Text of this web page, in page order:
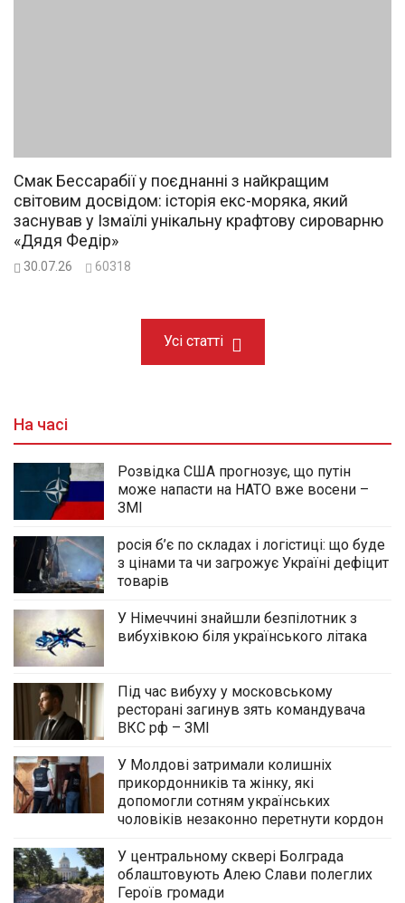
Смак Бессарабії у поєднанні з найкращим
світовим досвідом: історія екс-моряка, який
заснував у Ізмаїлі унікальну крафтову сироварню
«Дядя Федір»
30.07.26 60318
Усі статті
На часі
Розвідка США прогнозує, що путін
може напасти на НАТО вже восени –
ЗМІ
росія б’є по складах і логістиці: що буде
з цінами та чи загрожує Україні дефіцит
товарів
У Німеччині знайшли безпілотник з
вибухівкою біля українського літака
Під час вибуху у московському
ресторані загинув зять командувача
ВКС рф – ЗМІ
У Молдові затримали колишніх
прикордонників та жінку, які
допомогли сотням українських
чоловіків незаконно перетнути кордон
У центральному сквері Болграда
облаштовують Алею Слави полеглих
Героїв громади